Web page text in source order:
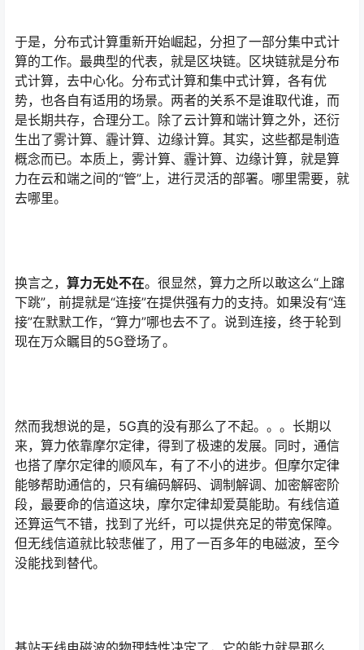
于是，分布式计算重新开始崛起，分担了一部分集中式计
算的工作。最典型的代表，就是区块链。区块链就是分布
式计算，去中心化。分布式计算和集中式计算，各有优
势，也各自有适用的场景。两者的关系不是谁取代谁，而
是长期共存，合理分工。除了云计算和端计算之外，还衍
生出了雾计算、霾计算、边缘计算。其实，这些都是制造
概念而已。本质上，雾计算、霾计算、边缘计算，就是算
力在云和端之间的“管”上，进行灵活的部署。哪里需要，就
去哪里。
换言之， 算力无处不在。很显然，算力之所以敢这么“上蹿
下跳”，前提就是“连接”在提供强有力的支持。如果没有“连
接”在默默工作，“算力”哪也去不了。说到连接，终于轮到
现在万众瞩目的5G登场了。
然而我想说的是，5G真的没有那么了不起。。。长期以
来，算力依靠摩尔定律，得到了极速的发展。同时，通信
也搭了摩尔定律的顺风车，有了不小的进步。但摩尔定律
能够帮助通信的，只有编码解码、调制解调、加密解密阶
段，最要命的信道这块，摩尔定律却爱莫能助。有线信道
还算运气不错，找到了光纤，可以提供充足的带宽保障。
但无线信道就比较悲催了，用了一百多年的电磁波，至今
没能找到替代。